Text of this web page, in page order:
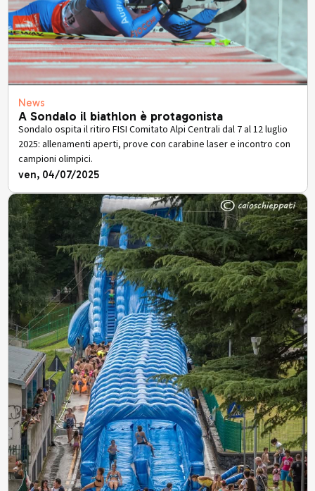
News
A Sondalo il biathlon è protagonista
Sondalo ospita il ritiro FISI Comitato Alpi Centrali dal 7 al 12 luglio
2025: allenamenti aperti, prove con carabine laser e incontro con
campioni olimpici.
ven, 04/07/2025